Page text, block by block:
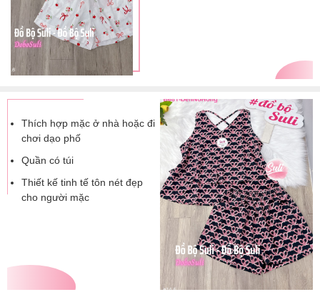
Thích hợp mặc ở nhà hoặc đi
chơi dạo phố
Quần có túi
Thiết kế tinh tế tôn nét đẹp
cho người mặc